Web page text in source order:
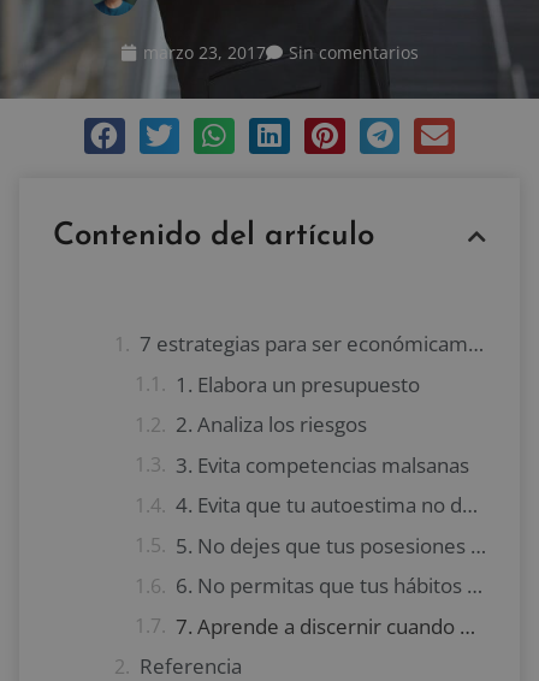
marzo 23, 2017 Sin comentarios
Contenido del artículo
7 estrategias para ser económicamente independientes
1. Elabora un presupuesto
2. Analiza los riesgos
3. Evita competencias malsanas
4. Evita que tu autoestima no dependa de tu patrimonio
5. No dejes que tus posesiones te hagan esclavo de ellas
6. No permitas que tus hábitos financieros no estén en sintonía con tus valores
7. Aprende a discernir cuando darte una gratificación
Referencia